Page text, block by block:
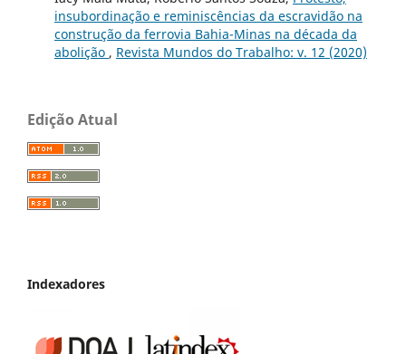
insubordinação e reminiscências da escravidão na
construção da ferrovia Bahia-Minas na década da
abolição , Revista Mundos do Trabalho: v. 12 (2020)
Edição Atual
Indexadores